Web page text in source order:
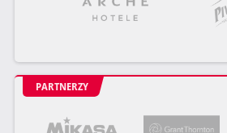
PARTNERZY